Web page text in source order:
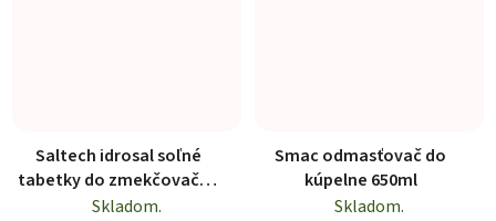
Saltech idrosal soľné
tabetky do zmekčovačov
a čističiek vody 10kg
Skladom.
Smac odmasťovač do
kúpelne 650ml
Skladom.